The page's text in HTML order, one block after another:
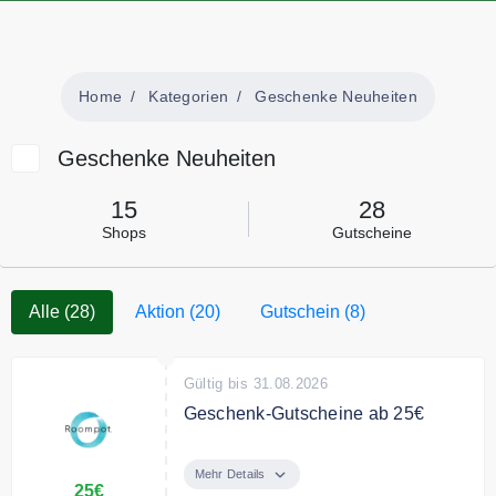
Home Kategorien Geschenke Neuheiten
Geschenke Neuheiten
15
Shops
28
Gutscheine
Alle (28) Aktion (20) Gutschein (8)
25€
Gültig bis 31.08.2026
Geschenk-Gutscheine ab 25€
du einen Urlaub in einem der
Mehr Details